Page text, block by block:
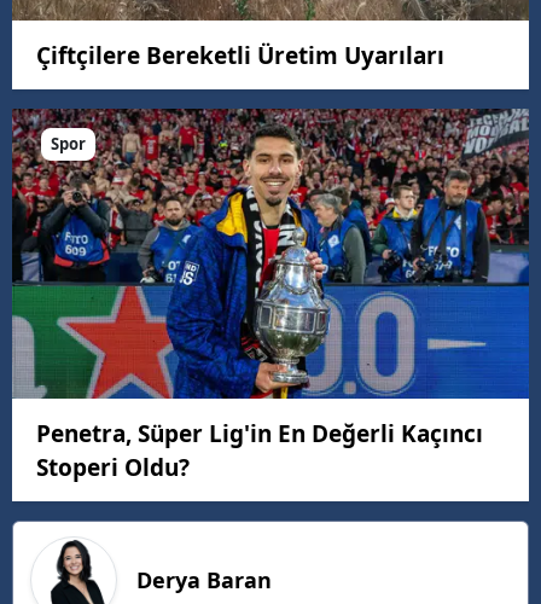
Çiftçilere Bereketli Üretim Uyarıları
Spor
Penetra, Süper Lig'in En Değerli Kaçıncı
Stoperi Oldu?
Derya Baran